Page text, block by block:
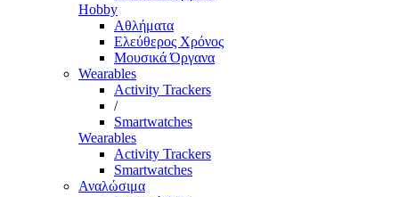
Hobby
Αθλήματα
Ελεύθερος Χρόνος
Μουσικά Όργανα
Wearables
Activity Trackers
/
Smartwatches
Wearables
Activity Trackers
Smartwatches
Αναλώσιμα